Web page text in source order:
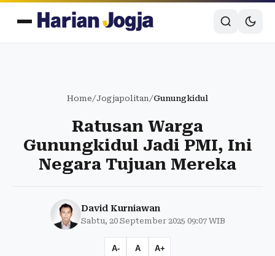
Home/Jogjapolitan/Gunungkidul
Ratusan Warga
Gunungkidul Jadi PMI, Ini
Negara Tujuan Mereka
David Kurniawan
Sabtu, 20 September 2025 09:07 WIB
A- A A+